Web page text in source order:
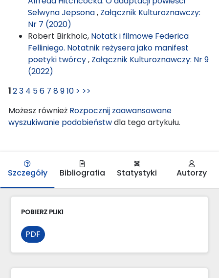
Selwyna Jepsona, Załącznik Kulturoznawczy:
Nr 7 (2020)
Robert Birkholc, Notatk i filmowe Federica
Felliniego. Notatnik reżysera jako manifest
poetyki twórcy, Załącznik Kulturoznawczy: Nr 9
(2022)
123 4 56 7 8910 > >>
Możesz również Rozpocznij zaawansowane
wyszukiwanie podobieństwdla tego artykułu.
Szczegóły Bibliografia Statystyki Autorzy
POBIERZ PLIKI
PDF